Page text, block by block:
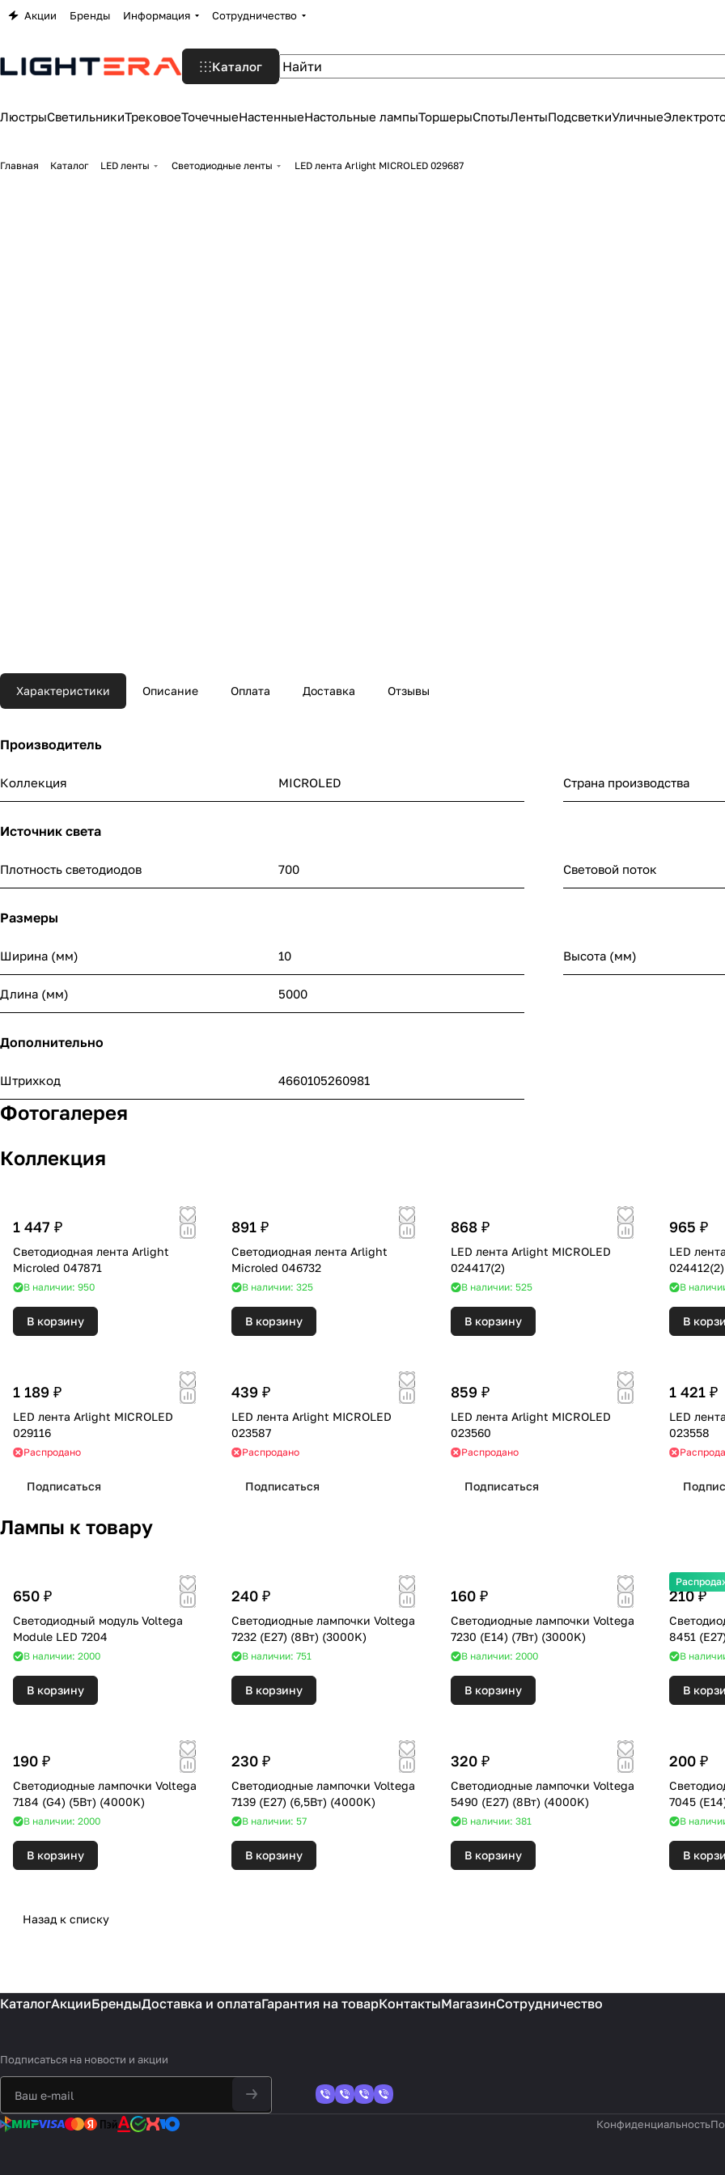
Акции Бренды Информация Сотрудничество
Каталог
ЛюстрыСветильникиТрековоеТочечныеНастенныеНастольные лампыТоршерыСпотыЛентыПодсветкиУличные
Главная Каталог LED ленты Светодиодные ленты LED лента Arlight MICROLED 029687
Характеристики Описание Оплата Доставка Отзывы
Производитель
Коллекция MICROLED Страна производства
Источник света
Плотность светодиодов 700 Световой поток
Размеры
Ширина (мм) 10 Высота (мм)
Длина (мм) 5000
Дополнительно
Штрихкод 4660105260981
Фотогалерея
Коллекция
1 447 ₽
Светодиодная лента Arlight
Microled 047871
В наличии: 950
В корзину
891 ₽
Светодиодная лента Arlight
Microled 046732
В наличии: 325
В корзину
868 ₽
LED лента Arlight MICROLED
024417(2)
В наличии: 525
В корзину
965 ₽
LED
024412(2)
В
В
1 189 ₽
LED лента Arlight MICROLED
029116
Распродано
Подписаться
439 ₽
LED лента Arlight MICROLED
023587
Распродано
Подписаться
859 ₽
LED лента Arlight MICROLED
023560
Распродано
Подписаться
1 421 ₽
LED
023558
Лампы к товару
650 ₽
Светодиодный модуль Voltega
Module LED 7204
В наличии: 2000
В корзину
240 ₽
Светодиодные лампочки Voltega
7232 (E27) (8Вт) (3000K)
В наличии: 751
В корзину
160 ₽
Светодиодные лампочки Voltega
7230 (E14) (7Вт) (3000K)
В наличии: 2000
В корзину
210 ₽
В
В
190 ₽
Светодиодные лампочки Voltega
7184 (G4) (5Вт) (4000K)
В наличии: 2000
В корзину
230 ₽
Светодиодные лампочки Voltega
7139 (E27) (6,5Вт) (4000K)
В наличии: 57
В корзину
320 ₽
Светодиодные лампочки Voltega
5490 (E27) (8Вт) (4000K)
В наличии: 381
В корзину
200 ₽
В
В
Назад к списку
КаталогАкцииБрендыДоставка и оплатаГарантия на товарКонтактыМагазинСотрудничество
Подписаться на новости и акции
Конфиденциальность